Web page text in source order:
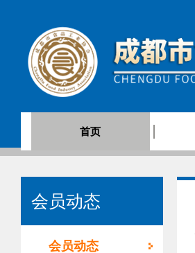
首页
会员动态
会员动态